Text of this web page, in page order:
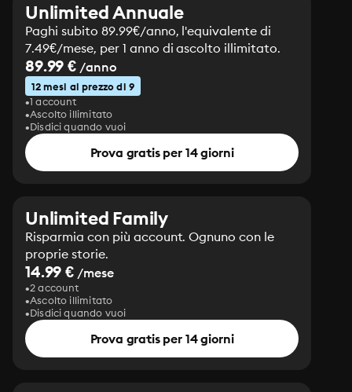
Unlimited Annuale
Paghi subito 89.99€/anno, l'equivalente di
7.49€/mese, per 1 anno di ascolto illimitato.
89.99 € /anno
12 mesi al prezzo di 9
1 account
Ascolto illimitato
Disdici quando vuoi
Prova gratis per 14 giorni
Unlimited Family
Risparmia con più account. Ognuno con le
proprie storie.
14.99 € /mese
2 account
Ascolto illimitato
Disdici quando vuoi
Prova gratis per 14 giorni